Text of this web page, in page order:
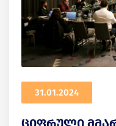
31.01.2024